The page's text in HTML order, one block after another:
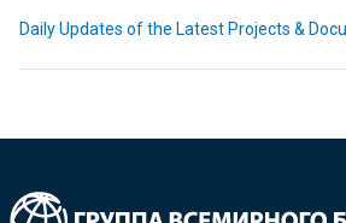
Daily Updates of the Latest Projects &